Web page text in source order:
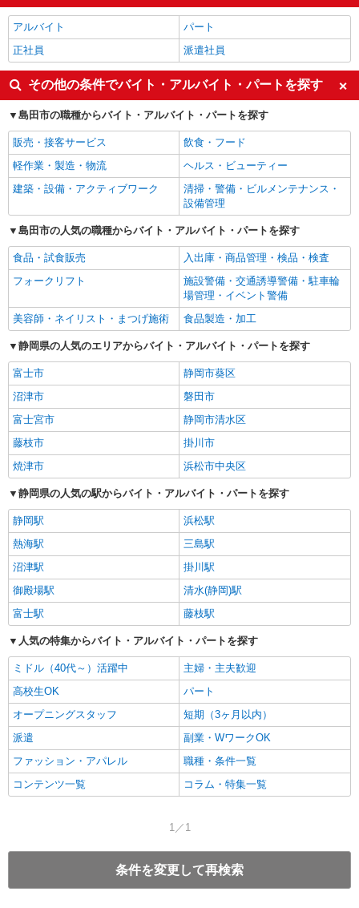
アルバイト
パート
正社員
派遣社員
その他の条件でバイト・アルバイト・パートを探す
島田市の職種からバイト・アルバイト・パートを探す
販売・接客サービス
飲食・フード
軽作業・製造・物流
ヘルス・ビューティー
建築・設備・アクティブワーク
清掃・警備・ビルメンテナンス・
設備管理
島田市の人気の職種からバイト・アルバイト・パートを探す
食品・試食販売
入出庫・商品管理・検品・検査
フォークリフト
施設警備・交通誘導警備・駐車輪
場管理・イベント警備
美容師・ネイリスト・まつげ施術
食品製造・加工
静岡県の人気のエリアからバイト・アルバイト・パートを探す
富士市
静岡市葵区
沼津市
磐田市
富士宮市
静岡市清水区
藤枝市
掛川市
焼津市
浜松市中央区
静岡県の人気の駅からバイト・アルバイト・パートを探す
静岡駅
浜松駅
熱海駅
三島駅
沼津駅
掛川駅
御殿場駅
清水(静岡)駅
富士駅
藤枝駅
人気の特集からバイト・アルバイト・パートを探す
ミドル（40代～）活躍中
主婦・主夫歓迎
高校生OK
パート
オープニングスタッフ
短期（3ヶ月以内）
派遣
副業・WワークOK
ファッション・アパレル
職種・条件一覧
コンテンツ一覧
コラム・特集一覧
1／1
条件を変更して再検索